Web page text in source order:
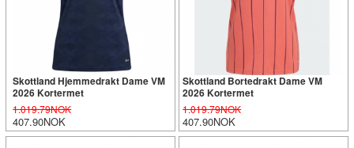
Skottland Hjemmedrakt Dame VM
2026 Kortermet
1.019.79NOK
407.90NOK
Skottland Bortedrakt Dame VM
2026 Kortermet
1.019.79NOK
407.90NOK